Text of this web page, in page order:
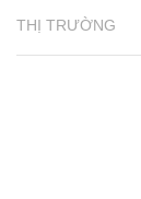
THỊ TRƯỜNG